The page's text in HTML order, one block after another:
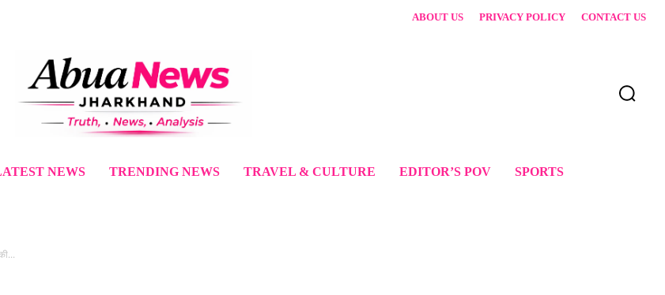
ABOUT US PRIVACY POLICY CONTACT US
NEWS TRENDING NEWS TRAVEL & CULTURE EDITOR’S POV SPORTS